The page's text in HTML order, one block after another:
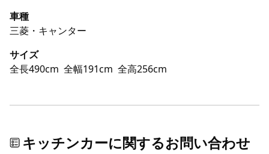
車種
三菱・キャンター
サイズ
全長490cm 全幅191cm 全高256cm
キッチンカーに関するお問い合わせ